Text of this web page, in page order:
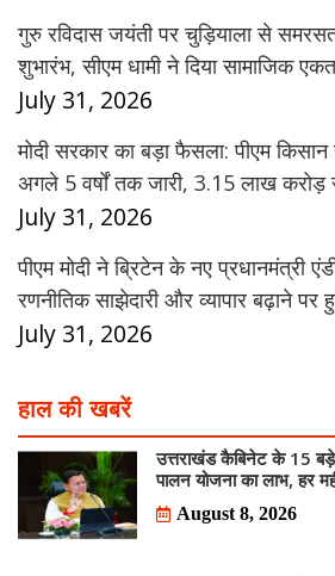
गुरु रविदास जयंती पर चुड़ियाला से
शुभारंभ, सीएम धामी ने दिया सामाजिक
July 31, 2026
मोदी सरकार का बड़ा फैसला: पीएम किसान
अगले 5 वर्षों तक जारी, 3.15 लाख करोड़
July 31, 2026
पीएम मोदी ने ब्रिटेन के नए प्रधानमंत्री
रणनीतिक साझेदारी और व्यापार बढ़ाने पर
July 31, 2026
हाल की खबरें
उत्तराखंड कैबिनेट के 15 बड़े
पालन योजना का लाभ, हर
August 8, 2026